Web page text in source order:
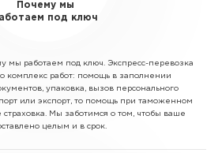
Почему мы
под ключ
мы работаем под ключ. Экспресс-перевозка
комплекс работ: помощь в заполнении
упаковка, вызов персонального
или экспорт, то помощь при таможенном
Мы заботимся о том, чтобы ваше
целым и в срок.